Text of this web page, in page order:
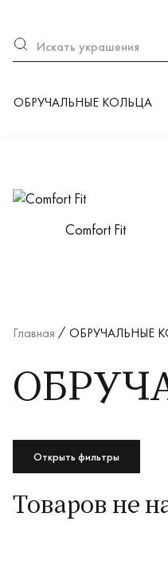
ОБРУЧАЛЬНЫЕ КОЛЬЦА
Категории
Сomfort Fit
Главная ОБРУЧАЛЬНЫЕ
Открыть фильтры
Товаров не